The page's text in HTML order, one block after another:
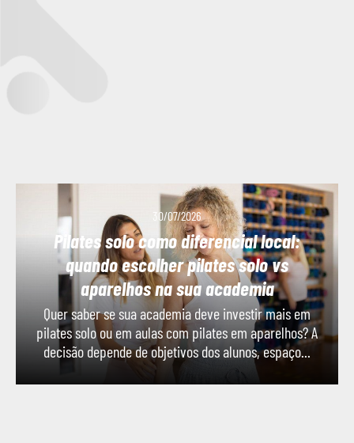
30/07/2026
Pilates solo como diferencial local:
quando escolher pilates solo vs
aparelhos na sua academia
Quer saber se sua academia deve investir mais em
pilates solo ou em aulas com pilates em aparelhos? A
decisão depende de objetivos dos alunos, espaço...